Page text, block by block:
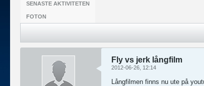
SENASTE AKTIVITETEN
FOTON
Fly vs jerk långfilm
2012-06-26, 12:14
Långfilmen finns nu ute på